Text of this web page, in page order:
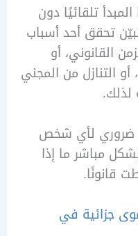
دون
أحد أسباب
أو
من المجني
لأي شخص
ما إذا
في